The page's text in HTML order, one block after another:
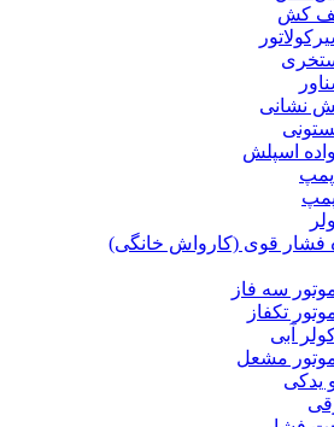
کش
نشانی
اسپلش
پمپ
فشار قوی (کارواش خانگی)
سه فاز
تکفاز
آبی
مشعل
یدکی